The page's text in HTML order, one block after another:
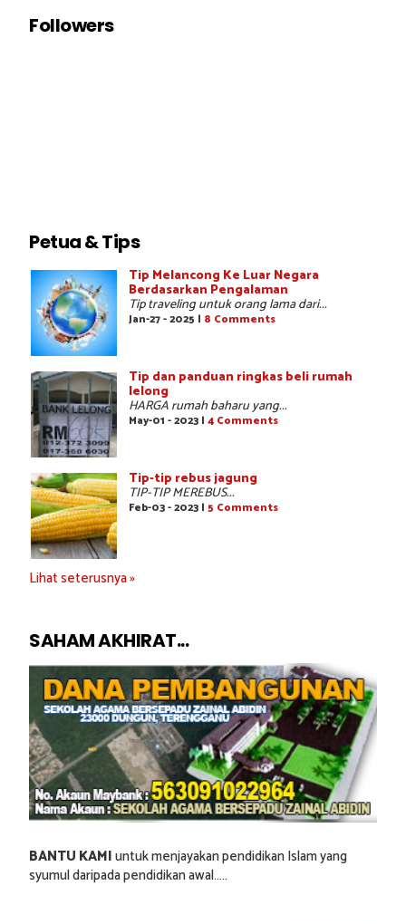
Followers
Petua & Tips
Tip Melancong Ke Luar Negara
Berdasarkan Pengalaman
Tip traveling untuk orang lama dari...
Jan-27 - 2025 | 8 Comments
Tip dan panduan ringkas beli rumah
lelong
HARGA rumah baharu yang...
May-01 - 2023 | 4 Comments
Tip-tip rebus jagung
TIP-TIP MEREBUS...
Feb-03 - 2023 | 5 Comments
Lihat seterusnya »
SAHAM AKHIRAT...
BANTU KAMIuntuk menjayakan pendidikan Islam yang
syumul daripada pendidikan awal.....